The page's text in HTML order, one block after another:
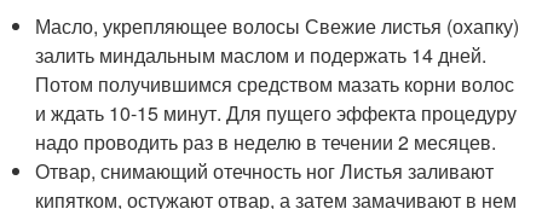
Масло, укрепляющее волосы Свежие листья (охапку)
залить миндальным маслом и подержать 14 дней.
Потом получившимся средством мазать корни волос
и ждать 10-15 минут. Для пущего эффекта процедуру
надо проводить раз в неделю в течении 2 месяцев.
Отвар, снимающий отечность ног Листья заливают
кипятком, остужают отвар, а затем замачивают в нем